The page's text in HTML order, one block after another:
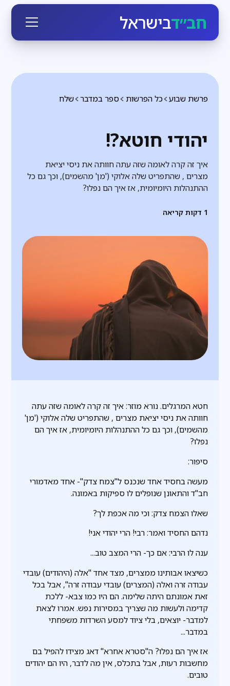
חב״דבישראל
שלח ספר במדבר כל הפרשות פרשת שבוע
יהודי חוטא?!
איך זה קרה לאומה שזה עתה חוותה את ניסי יציאת
מצרים , שהתפריט שלה אלוקי ('מן' מהשמים), וכך גם כל
ההתנהלות היומיומית, אז איך הם נפלו?
1 דקות קריאה
חטא המרגלים. נורא מוזר: איך זה קרה לאומה שזה עתה
חוותה את ניסי יציאת מצרים , שהתפריט שלה אלוקי ('מן'
מהשמים), וכך גם כל ההתנהלות היומיומית, אז איך הם
נפלו?
סיפור:
מעשה בחסיד אחד שנכנס ל"צמח צדק"- אחד מאדמורי
חב"ד והתאונן שנופלים לו ספיקות באמונה.
שאלו הצמח צדק: וכי מה אכפת לך?
נדהם החסיד ואמר: רבי! הרי יהודי אני!
ענה לו הרבי: אם כך- הרי המצב טוב...
כשיצאו אבותינו ממצרים, מצד אחד "אלה (היהודים) עובדי
עבודה זרה ואלה (המצרים) עובדי עבודה זרה", אבל בכל
זאת אמונתם היתה שלימה. הם היו כמו צבא- ללכת
קדימה ולעשות מה שצריך במסירות נפש. אמרו לצאת
למדבר- יוצאים, בלי ציוד למסע השרדות משפחתי
במדבר...
אז איך הם נפלו? ה"סטרא אחרא" דאג מצידו להפיל בם
מחשבות רעות, אבל בתכלס, אין מה לדבר, היו הם יהודים
טובים.